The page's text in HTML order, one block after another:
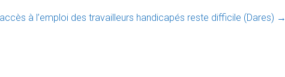
à l’emploi des travailleurs handicapés reste difficile (Dares) →